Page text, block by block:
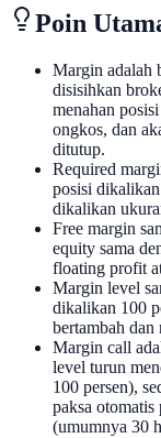
Poin
Margin adalah
disisihkan
menahan
ongkos, dan
ditutup.
Required
posisi
dikalikan
Free margin
equity sama
floating profit
Margin level
dikalikan 100
bertambah
Margin call
level turun
100 persen),
paksa otomatis
(umumnya 30